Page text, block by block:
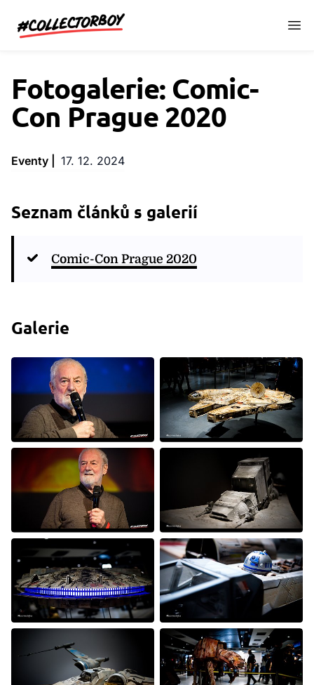
Fotogalerie: Comic-
Con Prague 2020
Eventy | 17. 12. 2024
Seznam článků s galerií
Comic-Con Prague 2020
Galerie